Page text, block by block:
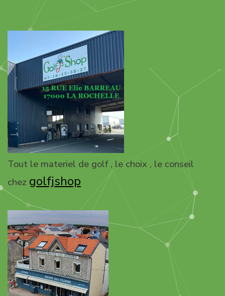
Tout le materiel de golf , le choix , le conseil
chez golfjshop